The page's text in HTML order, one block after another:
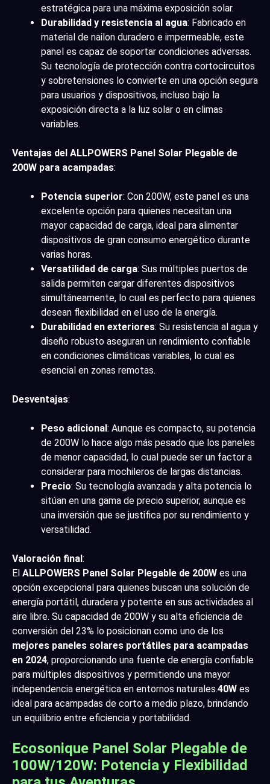
estratégica para una máxima exposición solar.
Durabilidad y resistencia al agua: Fabricado en
material de nailon duradero e impermeable, este
panel es capaz de soportar condiciones adversas.
Su tecnología de protección contra cortocircuitos
y sobretensiones lo convierte en una opción segura
para usuarios y dispositivos, incluso bajo la
exposición directa a la luz solar o en climas
variables.
Ventajas del ALLPOWERS Panel Solar Plegable de
200W para acampadas:
Potencia superior: Con 200W, este panel es una
excelente opción para quienes necesitan una
mayor capacidad de carga, ideal para alimentar
dispositivos de gran consumo energético durante
varias horas.
Versatilidad de carga: Sus múltiples puertos de
salida permiten cargar diferentes dispositivos
simultáneamente, lo cual es perfecto para quienes
desean flexibilidad en el uso de la energía.
Durabilidad en exteriores: Su resistencia al agua y
diseño robusto aseguran un rendimiento confiable
en condiciones climáticas variables, lo cual es
esencial en zonas remotas.
Desventajas:
Peso adicional: Aunque es compacto, su potencia
de 200W lo hace algo más pesado que los paneles
de menor capacidad, lo cual puede ser un factor a
considerar para mochileros de largas distancias.
Precio: Su tecnología avanzada y alta potencia lo
sitúan en una gama de precio superior, aunque es
una inversión que se justifica por su rendimiento y
versatilidad.
Valoración final:
El ALLPOWERS Panel Solar Plegable de 200W es una
opción excepcional para quienes buscan una solución de
energía portátil, duradera y potente en sus actividades al
aire libre. Su capacidad de 200W y su alta eficiencia de
conversión del 23% lo posicionan como uno de los
mejores paneles solares portátiles para acampadas
en 2024, proporcionando una fuente de energía confiable
para múltiples dispositivos y permitiendo una mayor
independencia energética en entornos naturales.40W es
ideal para acampadas de corto a medio plazo, brindando
un equilibrio entre eficiencia y portabilidad.
Ecosonique Panel Solar Plegable de
100W/120W: Potencia y Flexibilidad